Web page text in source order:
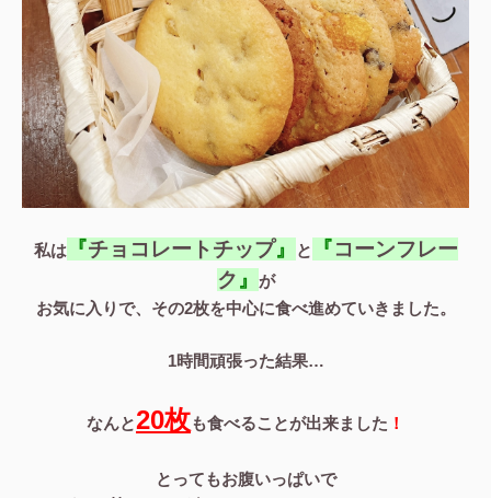
私は『チョコレートチップ』 と 『コーンフレー
ク 』
が
お気に入りで、その2枚を中心に食べ進めていきました。
1時間頑張った結果…
なんと20枚も食べることが出来ました ！
とってもお腹いっぱいで